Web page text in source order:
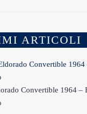
ARTICOLI
Convertible 1964 –